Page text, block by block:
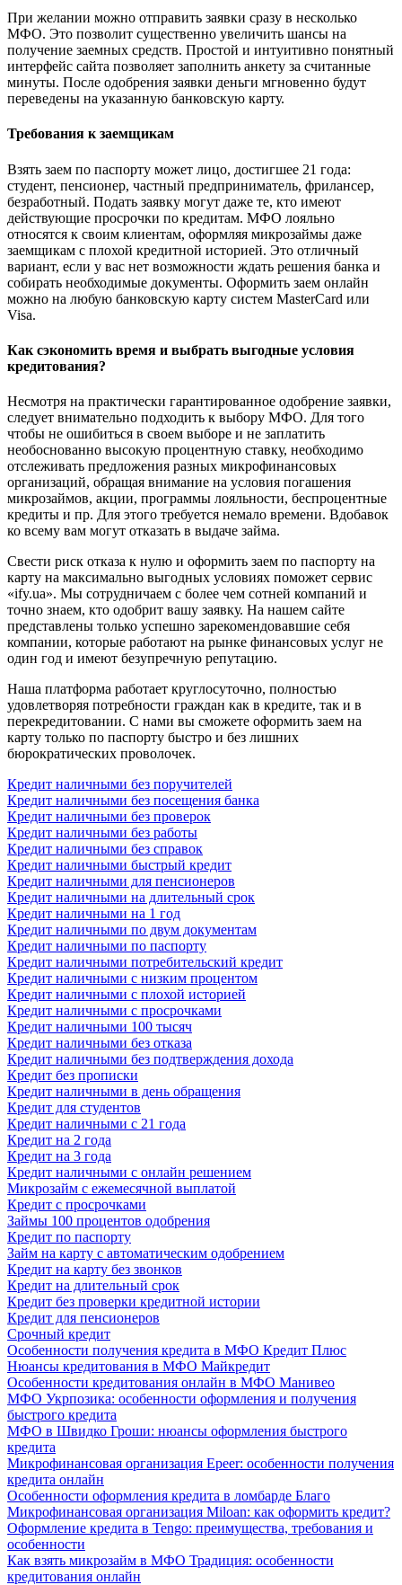
При желании можно отправить заявки сразу в несколько
МФО. Это позволит существенно увеличить шансы на
получение заемных средств. Простой и интуитивно понятный
интерфейс сайта позволяет заполнить анкету за считанные
минуты. После одобрения заявки деньги мгновенно будут
переведены на указанную банковскую карту.
Требования к заемщикам
Взять заем по паспорту может лицо, достигшее 21 года:
студент, пенсионер, частный предприниматель, фрилансер,
безработный. Подать заявку могут даже те, кто имеют
действующие просрочки по кредитам. МФО лояльно
относятся к своим клиентам, оформляя микрозаймы даже
заемщикам с плохой кредитной историей. Это отличный
вариант, если у вас нет возможности ждать решения банка и
собирать необходимые документы. Оформить заем онлайн
можно на любую банковскую карту систем MasterCard или
Visa.
Как сэкономить время и выбрать выгодные условия
кредитования?
Несмотря на практически гарантированное одобрение заявки,
следует внимательно подходить к выбору МФО. Для того
чтобы не ошибиться в своем выборе и не заплатить
необоснованно высокую процентную ставку, необходимо
отслеживать предложения разных микрофинансовых
организаций, обращая внимание на условия погашения
микрозаймов, акции, программы лояльности, беспроцентные
кредиты и пр. Для этого требуется немало времени. Вдобавок
ко всему вам могут отказать в выдаче займа.
Свести риск отказа к нулю и оформить заем по паспорту на
карту на максимально выгодных условиях поможет сервис
«ify.ua». Мы сотрудничаем с более чем сотней компаний и
точно знаем, кто одобрит вашу заявку. На нашем сайте
представлены только успешно зарекомендовавшие себя
компании, которые работают на рынке финансовых услуг не
один год и имеют безупречную репутацию.
Наша платформа работает круглосуточно, полностью
удовлетворяя потребности граждан как в кредите, так и в
перекредитовании. С нами вы сможете оформить заем на
карту только по паспорту быстро и без лишних
бюрократических проволочек.
Кредит наличными без поручителей
Кредит наличными без посещения банка
Кредит наличными без проверок
Кредит наличными без работы
Кредит наличными без справок
Кредит наличными быстрый кредит
Кредит наличными для пенсионеров
Кредит наличными на длительный срок
Кредит наличными на 1 год
Кредит наличными по двум документам
Кредит наличными по паспорту
Кредит наличными потребительский кредит
Кредит наличными с низким процентом
Кредит наличными с плохой историей
Кредит наличными с просрочками
Кредит наличными 100 тысяч
Кредит наличными без отказа
Кредит наличными без подтверждения дохода
Кредит без прописки
Кредит наличными в день обращения
Кредит для студентов
Кредит наличными с 21 года
Кредит на 2 года
Кредит на 3 года
Кредит наличными с онлайн решением
Микрозайм с ежемесячной выплатой
Кредит с просрочками
Займы 100 процентов одобрения
Кредит по паспорту
Займ на карту с автоматическим одобрением
Кредит на карту без звонков
Кредит на длительный срок
Кредит без проверки кредитной истории
Кредит для пенсионеров
Срочный кредит
Особенности получения кредита в МФО Кредит Плюс
Нюансы кредитования в МФО Майкредит
Особенности кредитования онлайн в МФО Манивео
МФО Укрпозика: особенности оформления и получения
быстрого кредита
МФО в Швидко Гроши: нюансы оформления быстрого
кредита
Микрофинансовая организация Epeer: особенности получения
кредита онлайн
Особенности оформления кредита в ломбарде Благо
Микрофинансовая организация Miloan: как оформить кредит?
Оформление кредита в Tengo: преимущества, требования и
особенности
Как взять микрозайм в МФО Традиция: особенности
кредитования онлайн